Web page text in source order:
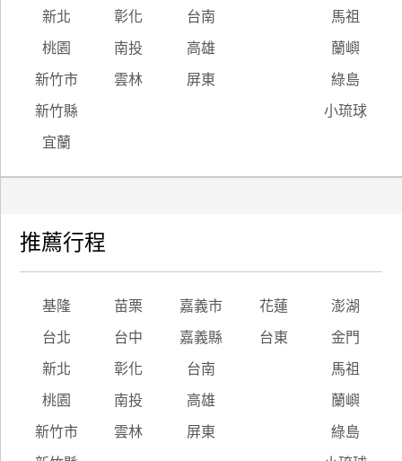
新北 彰化 台南 馬祖
桃園 南投 高雄 蘭嶼
新竹市 雲林 屏東 綠島
新竹縣 小琉球
宜蘭
推薦行程
基隆 苗栗 嘉義市 花蓮 澎湖
台北 台中 嘉義縣 台東 金門
新北 彰化 台南 馬祖
桃園 南投 高雄 蘭嶼
新竹市 雲林 屏東 綠島